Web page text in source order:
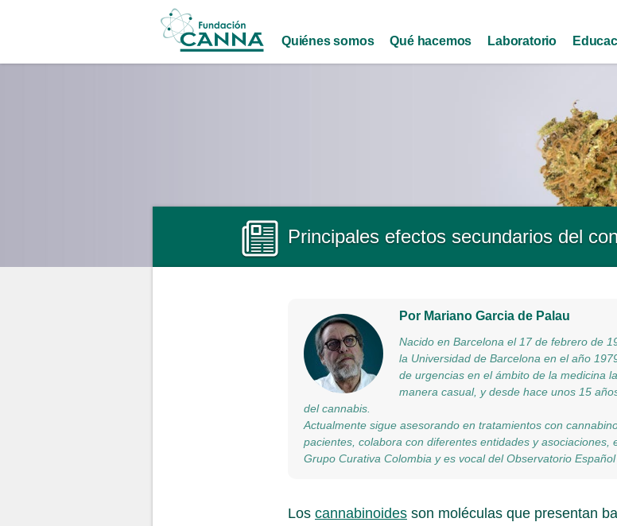
content
Main menu
Quiénes somos Qué hacemos Laboratorio
Principales efectos secundarios del
Por Mariano Garcia de Palau
Nacido en Barcelona el 17 de febrero de
la Universidad de Barcelona en el año
de urgencias en el ámbito de la medicina
manera casual, y desde hace unos 15
del cannabis.
Actualmente sigue asesorando en tratamientos con
pacientes, colabora con diferentes entidades y asociaciones,
Grupo Curativa Colombia y es vocal del Observatorio
Los cannabinoides son moléculas que presentan